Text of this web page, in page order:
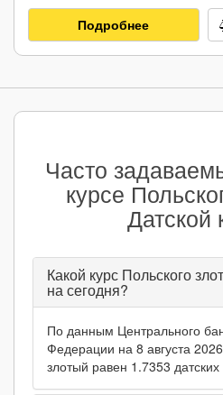
Подробнее
Часто
курсе
Датской
Какой курс Польского
на сегодня?
По данным Центрального
Федерации на 8 августа
злотый равен 1.7353 датских